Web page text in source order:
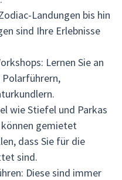
Landungen bis hin
sind Ihre Erlebnisse
Lernen Sie an
wie Stiefel und Parkas
gemietet
dass Sie für die
sind.
Diese sind immer